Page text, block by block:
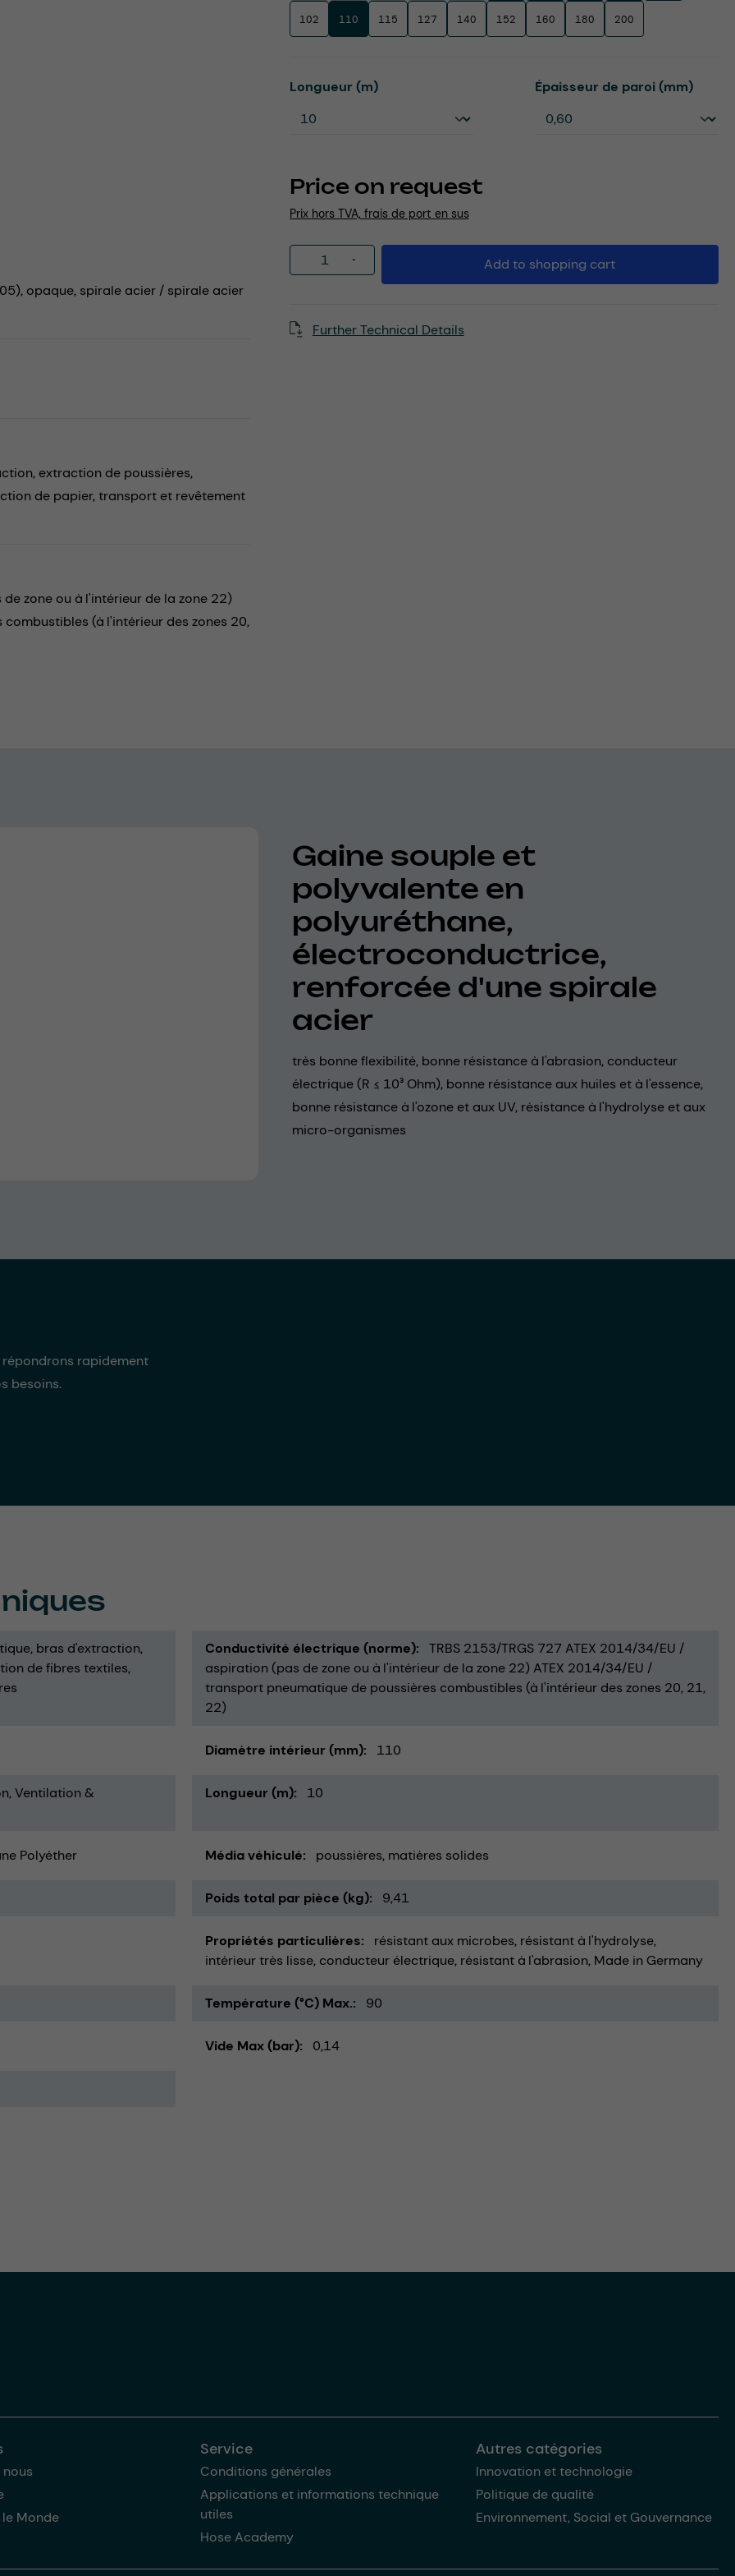
Price on request
Prix hors TVA, frais de port en sus
102 110 115 127 140 152 160 180 200
Select
Longueur (m) Select
Épaisseur de paroi (mm)
Product Quantity: Enter the desired amount
Add to shopping cart
Further Technical Details
opaque, spirale acier / spirale acier
extraction de poussières,
de papier,transport et revêtement
zone ou à l'intérieur de la zone 22)
(à l'intérieur des zones 20,
Gaine souple et
polyvalente en
polyuréthane,
électroconductrice,
renforcée d'une spirale
acier
très bonne flexibilité, bonne résistance à l'abrasion, conducteur
électrique (R ≤ 10³ Ohm), bonne résistance aux huiles et à l'essence,
bonne résistance à l'ozone et aux UV, résistance à l'hydrolyse et aux
micro-organismes
rapidement
besoins.
bras d'extraction
de fibres textiles
Conductivité électrique (norme)
TRBS 2153/TRGS 727 ATEX 2014/34/EU /
aspiration (pas de zone ou à l'intérieur de la zone 22) ATEX 2014/34/EU /
transport pneumatique de poussières combustibles (à l'intérieur des zones 20, 21,
22)
Diamètre intérieur (mm) 110
Ventilation &
Longueur (m) 10
Polyéther Média véhiculé poussières matières solides
Poids total par pièce (kg) 9,41
Propriétés particulières résistant aux microbes résistant à l'hydrolyse
intérieur très lisse conducteur électrique résistant à l'abrasion Made in Germany
Température (°C) Max. 90
Vide Max (bar) 0,14
Monde
Service
Conditions générales
Applications et informations technique
utiles
Hose Academy
Autres catégories
Innovation et technologie
Politique de qualité
Environnement, Social et Gouvernance